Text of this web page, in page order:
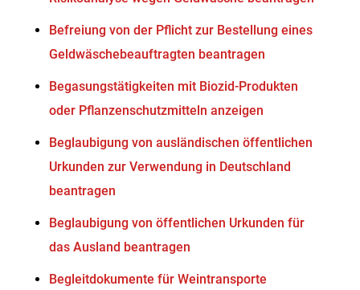
Befreiung von der Pflicht zur Bestellung eines
Geldwäschebeauftragten beantragen
Begasungstätigkeiten mit Biozid-Produkten
oder Pflanzenschutzmitteln anzeigen
Beglaubigung von ausländischen öffentlichen
Urkunden zur Verwendung in Deutschland
beantragen
Beglaubigung von öffentlichen Urkunden für
das Ausland beantragen
Begleitdokumente für Weintransporte